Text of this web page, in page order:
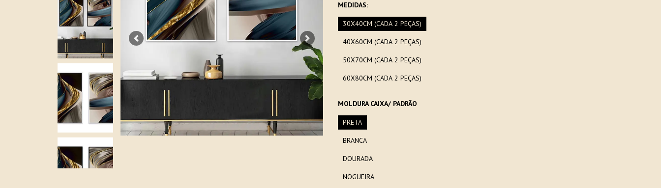
Previous Next
MEDIDAS:
30X40CM (CADA 2 PEÇAS)
40X60CM (CADA 2 PEÇAS)
50X70CM (CADA 2 PEÇAS)
60X80CM (CADA 2 PEÇAS)
MOLDURA CAIXA/ PADRÃO
PRETA
BRANCA
DOURADA
NOGUEIRA